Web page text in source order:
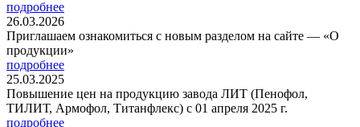
подробнее
26.03.2026
Приглашаем ознакомиться с новым разделом на сайте — «О
продукции»
подробнее
25.03.2025
Повышение цен на продукцию завода ЛИТ (Пенофол,
ТИЛИТ, Армофол, Титанфлекс) с 01 апреля 2025 г.
подробнее